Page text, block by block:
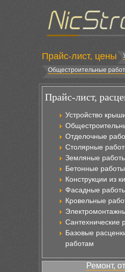
Прайс-лист, цены
Общестроительные
Прайс-лист,
Устройство
Отделочные
Столярные
Земляные
Бетонные работы
Конструкции из
Фасадные
Кровельные
Сантехнические
Базовые
работам
Ремонт,